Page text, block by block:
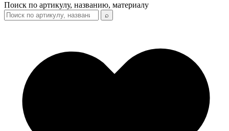
Поиск по артикулу, названию, материалу
⌕